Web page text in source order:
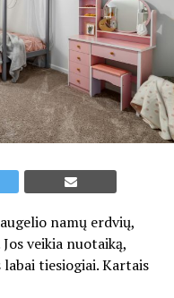
namų erdvių,
veikia nuotaiką,
tiesiogiai. Kartais